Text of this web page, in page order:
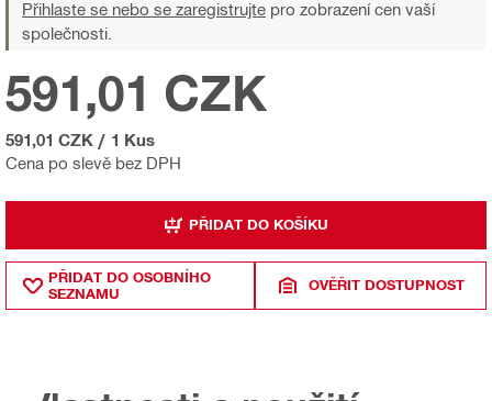
Přihlaste se nebo se zaregistrujte pro zobrazení cen vaší
společnosti.
Cena po slevě bez DPH
591,01 CZK
591,01 CZK / 1 Kus
PŘIDAT DO KOŠÍKU
PŘIDAT DO OSOBNÍHO
SEZNAMU
OVĚŘIT DOSTUPNOST